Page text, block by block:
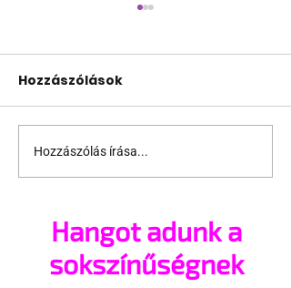
Támogathatsz és
ajánlhatsz: Te is részt
megvalósításában
Hozzászólások
Hozzászólás írása...
Hangot adunk a
sokszínűségnek